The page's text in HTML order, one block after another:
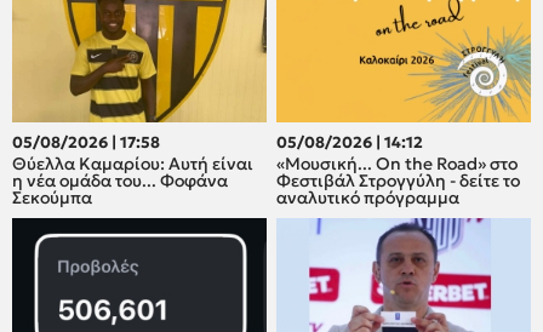
05/08/2026 | 17:58
Θύελλα Καμαρίου: Αυτή είναι
η νέα ομάδα του... Φοφάνα
Σεκούμπα
05/08/2026 | 14:12
«Μουσική... On the Road» στο
Φεστιβάλ Στρογγύλη - δείτε το
αναλυτικό πρόγραμμα